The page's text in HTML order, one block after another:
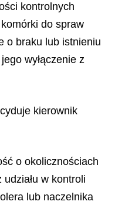
kontrolnych
do spraw
o braku lub istnieniu
wyłączenie z
kierownik
o okolicznościach
w kontroli
lub naczelnika